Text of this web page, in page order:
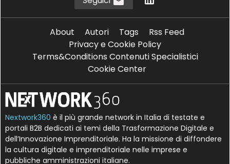
About Autori Tags
Rss Feed
Privacy e Cookie Policy
Terms&Conditions Contenuti Specialistici
Cookie Center
Nextwork360 è il più grande network in Italia di testate e
portali B2B dedicati ai temi della Trasformazione Digitale e
dell’Innovazione Imprenditoriale. Ha la missione di diffondere
la cultura digitale e imprenditoriale nelle imprese e
pubbliche amministrazioni italiane.